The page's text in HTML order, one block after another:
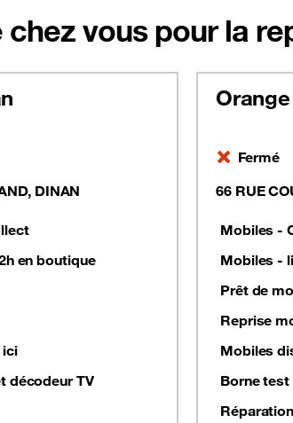
vous pour la
DINAN
en boutique
ici
décodeur TV
Fermé
66 RUE
Mobiles -
Mobiles -
Prêt de
Reprise
Mobiles
Borne test